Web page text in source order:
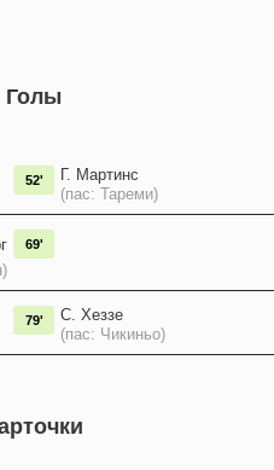
Голы
Г. Мартинс
(пас: Тареми)
52'
69'
С. Хеззе
(пас: Чикиньо)
79'